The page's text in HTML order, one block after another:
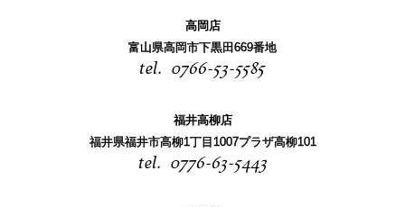
高岡店
富山県高岡市下黒田669番地
0766-53-5585
福井高柳店
福井県福井市高柳1丁目1007プラザ高柳101
0776-63-5443